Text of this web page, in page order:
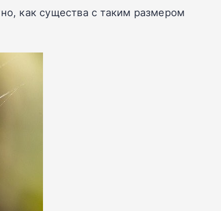
как существа с таким размером